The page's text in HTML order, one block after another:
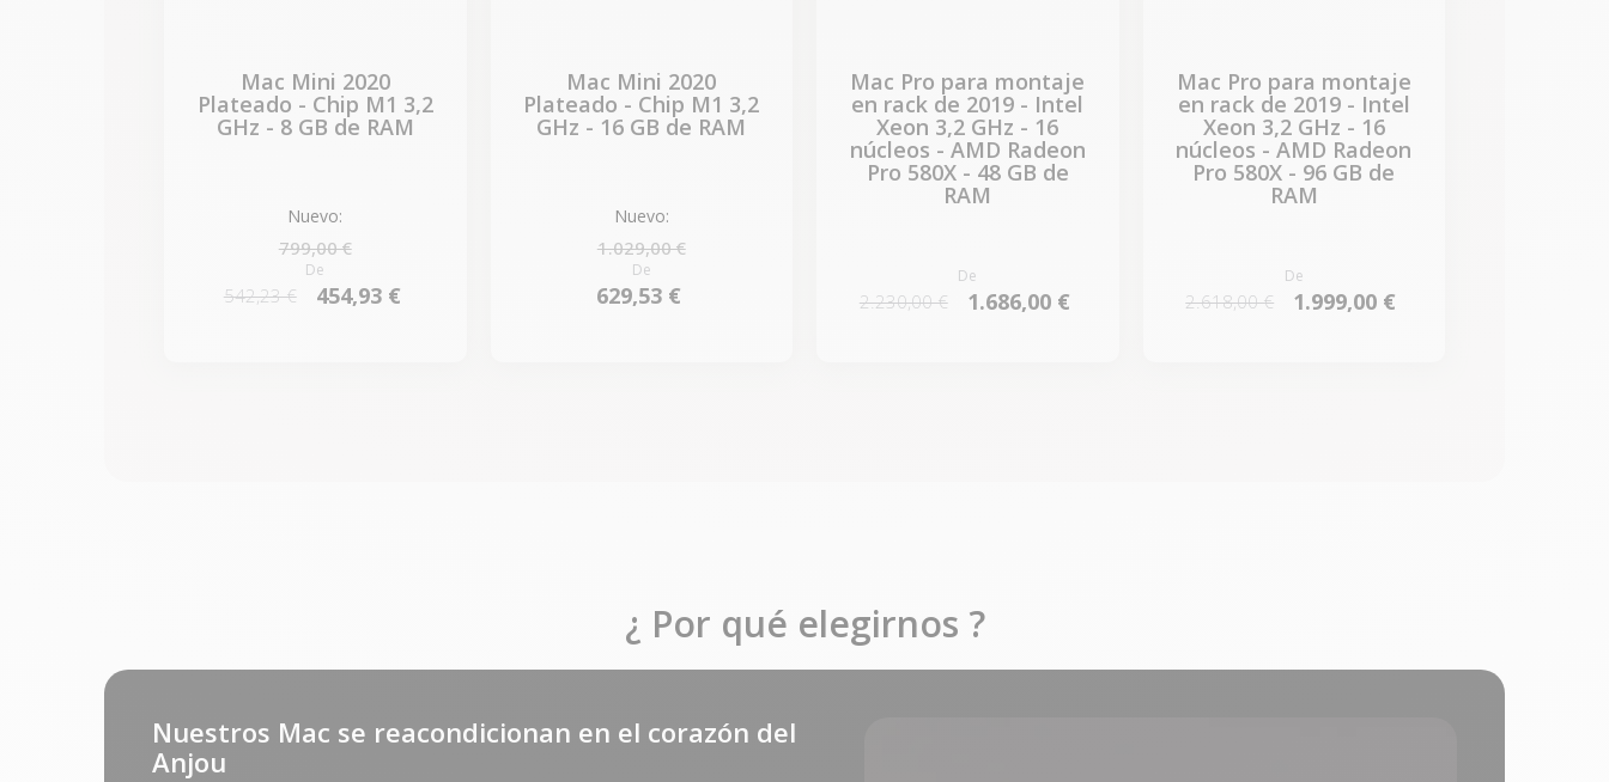
Mac Mini 2020
Plateado - Chip M1 3,2
GHz - 8 GB de RAM
Nuevo:
799,00 €
De
542,23 € 454,93 €
Mac Mini 2020
Plateado - Chip M1 3,2
GHz - 16 GB de RAM
Nuevo:
1.029,00 €
De
629,53 €
Mac Pro para montaje
en rack de 2019 - Intel
Xeon 3,2 GHz - 16
núcleos - AMD Radeon
Pro 580X - 48 GB de
RAM
De
2.230,00 € 1.686,00 €
Mac Pro para montaje
en rack de 2019 - Intel
Xeon 3,2 GHz - 16
núcleos - AMD Radeon
Pro 580X - 96 GB de
RAM
De
2.618,00 € 1.999,00 €
¿ Por qué elegirnos ?
Nuestros Mac se reacondicionan en el corazón del
Anjou